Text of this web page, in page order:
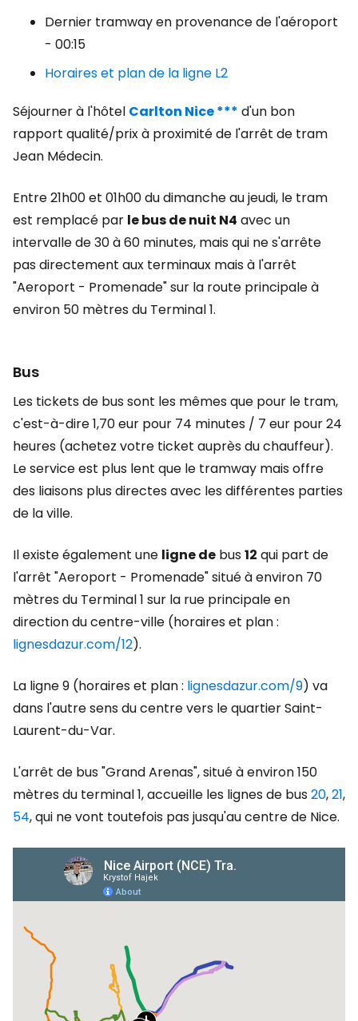
Dernier tramway en provenance de l'aéroport
- 00:15
Horaires et plan de la ligne L2
Séjourner à l'hôtel Carlton Nice *** d'un bon
rapport qualité/prix à proximité de l'arrêt de tram
Jean Médecin.
Entre 21h00 et 01h00 du dimanche au jeudi, le tram
est remplacé par le bus de nuit N4 avec un
intervalle de 30 à 60 minutes, mais qui ne s'arrête
pas directement aux terminaux mais à l'arrêt
"Aeroport - Promenade" sur la route principale à
environ 50 mètres du Terminal 1.
Bus
Les tickets de bus sont les mêmes que pour le tram,
c'est-à-dire 1,70 eur pour 74 minutes / 7 eur pour 24
heures (achetez votre ticket auprès du chauffeur).
Le service est plus lent que le tramway mais offre
des liaisons plus directes avec les différentes parties
de la ville.
Il existe également une ligne de bus12 qui part de
l'arrêt "Aeroport - Promenade" situé à environ 70
mètres du Terminal 1 sur la rue principale en
direction du centre-ville (horaires et plan :
lignesdazur.com/12).
La ligne 9 (horaires et plan : lignesdazur.com/9) va
dans l'autre sens du centre vers le quartier Saint-
Laurent-du-Var.
L'arrêt de bus "Grand Arenas", situé à environ 150
mètres du terminal 1, accueille les lignes de bus20,21,
54, qui ne vont toutefois pas jusqu'au centre de Nice.